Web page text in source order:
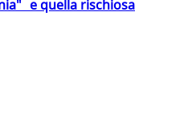
e quella rischiosa